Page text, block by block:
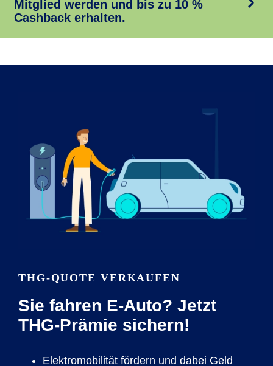
Mitglied werden und bis zu 10 %
Cashback erhalten.
THG-QUOTE VERKAUFEN
Sie fahren E-Auto? Jetzt
THG-Prämie sichern!
Elektromobilität fördern und dabei Geld